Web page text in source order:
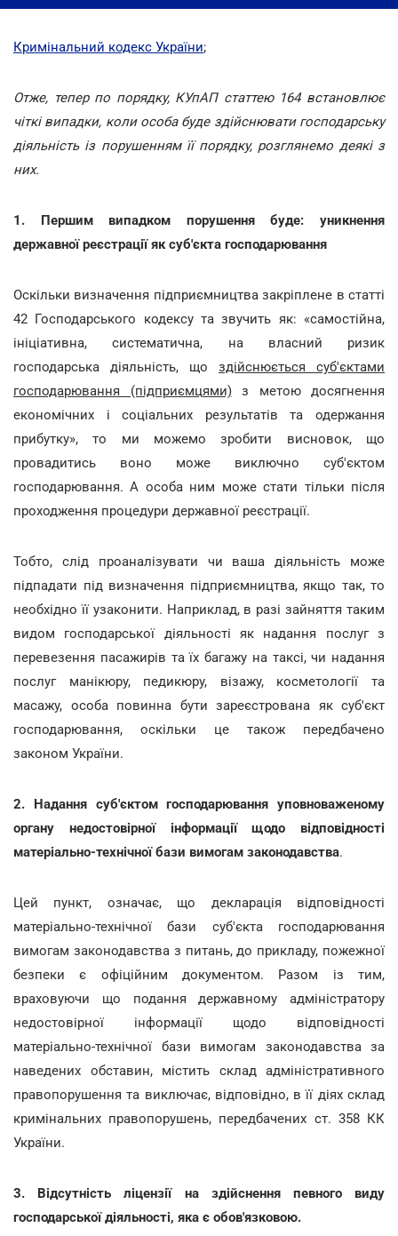
Кримінальний кодекс України;
Отже, тепер по порядку, КУпАП статтею 164 встановлює
чіткі випадки, коли особа буде здійснювати господарську
діяльність із порушенням її порядку, розглянемо деякі з
них.
1. Першим випадком порушення буде: уникнення
державної реєстрації як суб'єкта господарювання
Оскільки визначення підприємництва закріплене в статті
42 Господарського кодексу та звучить як: «самостійна,
ініціативна, систематична, на власний ризик
господарська діяльність, що здійснюється суб'єктами
господарювання (підприємцями)з метою досягнення
економічних і соціальних результатів та одержання
прибутку», то ми можемо зробити висновок, що
провадитись воно може виключно суб'єктом
господарювання. А особа ним може стати тільки після
проходження процедури державної реєстрації.
Тобто, слід проаналізувати чи ваша діяльність може
підпадати під визначення підприємництва, якщо так, то
необхідно її узаконити. Наприклад, в разі зайняття таким
видом господарської діяльності як надання послуг з
перевезення пасажирів та їх багажу на таксі, чи надання
послуг манікюру, педикюру, візажу, косметології та
масажу, особа повинна бути зареєстрована як суб'єкт
господарювання, оскільки це також передбачено
законом України.
2. Надання суб'єктом господарювання уповноваженому
органу недостовірної інформації щодо відповідності
матеріально-технічної бази вимогам законодавства.
Цей пункт, означає, що декларація відповідності
матеріально-технічної бази суб'єкта господарювання
вимогам законодавства з питань, до прикладу, пожежної
безпеки є офіційним документом. Разом із тим,
враховуючи що подання державному адміністратору
недостовірної інформації щодо відповідності
матеріально-технічної бази вимогам законодавства за
наведених обставин, містить склад адміністративного
правопорушення та виключає, відповідно, в її діях склад
кримінальних правопорушень, передбачених ст. 358 КК
України.
3. Відсутність ліцензії на здійснення певного виду
господарської діяльності, яка є обов'язковою.